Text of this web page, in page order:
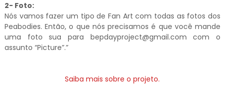
2- Foto:
Nós vamos fazer um tipo de Fan Art com todas as fotos dos
Peabodies. Então, o que nós precisamos é que você mande
uma foto sua para bepdayproject@gmail.com com o
assunto “Picture”.”
Saiba mais sobre o projeto.